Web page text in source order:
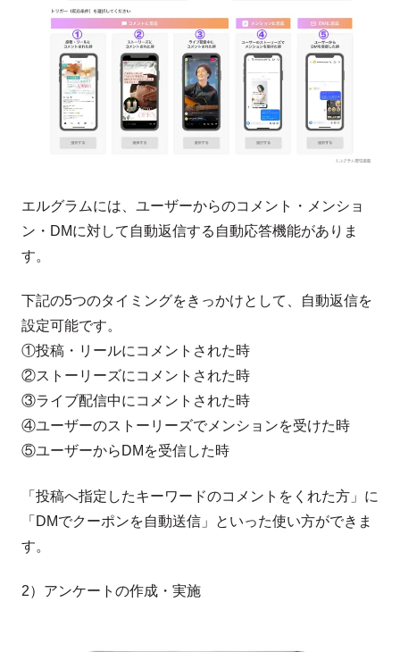
エルグラムには、ユーザーからのコメント・メンショ
ン・DMに対して自動返信する自動応答機能がありま
す。
下記の5つのタイミングをきっかけとして、自動返信を
設定可能です。
①投稿・リールにコメントされた時
②ストーリーズにコメントされた時
③ライブ配信中にコメントされた時
④ユーザーのストーリーズでメンションを受けた時
⑤ユーザーからDMを受信した時
「投稿へ指定したキーワードのコメントをくれた方」に
「DMでクーポンを自動送信」といった使い方ができま
す。
2）アンケートの作成・実施